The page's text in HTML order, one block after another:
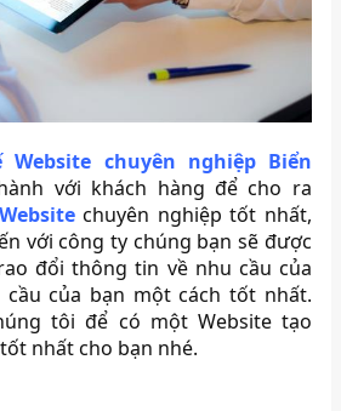
chuyên nghiệp Biển
với khách hàng để cho ra
Website chuyên nghiệp tốt nhất,
với công ty chúng bạn sẽ được
đổi thông tin về nhu cầu của
của bạn một cách tốt nhất.
tôi để có một Website tạo
nhất cho bạn nhé.